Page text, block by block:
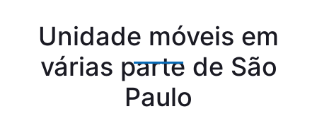
Unidade móveis em
várias parte de São
Paulo